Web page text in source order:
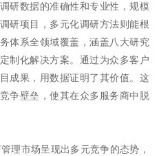
研数据的准确性和专业性，规模
研项目，多元化调研方法则能根
体系全领域覆盖，涵盖八大研究
制化解决方案。通过为众多客户
成果，用数据证明了其价值。这
争壁垒，使其在众多服务商中脱
理市场呈现出多元竞争的态势，